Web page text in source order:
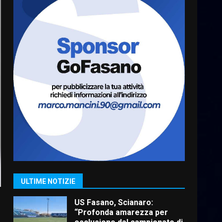
ULTIME NOTIZIE
6
cittadinanza attiva: online
condivisa della Villetta di
Laureto
6 Agosto 2026 06:20
La magia del Minareto e la
prima assoluta de “L’Albergo
Belvedere. Il rapimento”
6 Agosto 2026 06:15
“I Contestatori: Musica di
Rivoluzione”: nuovo
appuntamento con “Fasano in
Banda”
US Fasano, Scianaro:
“Profonda amarezza per
esclusione dal campionato di
calcio”